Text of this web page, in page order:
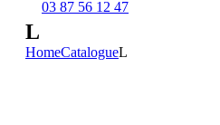
03 87 56 12 47
L
HomeCatalogueL